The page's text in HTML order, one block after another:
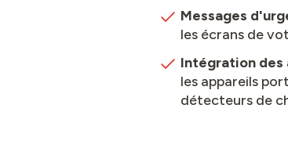
Messages
les écrans de
Intégration des
les appareils
détecteurs de